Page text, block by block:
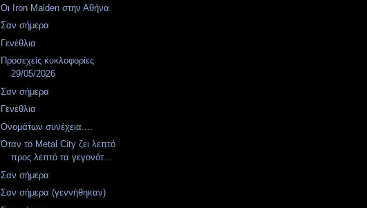
Οι Iron Maiden στην Αθήνα
Σαν σήμερα
Γενέθλια
Προσεχείς κυκλοφορίες
29/05/2026
Σαν σήμερα
Γενέθλια
Ονομάτων συνέχεια....
Όταν το Metal City ζει λεπτό
προς λεπτό τα γεγονότ...
Σαν σήμερα
Σαν σήμερα (γεννήθηκαν)